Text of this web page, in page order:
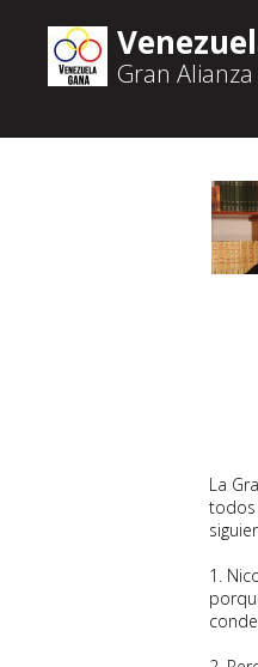
Gran
La
todos
1.